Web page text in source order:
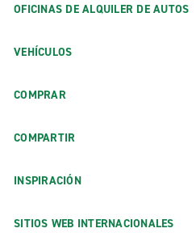
OFICINAS DE ALQUILER DE AUTOS
VEHÍCULOS
COMPRAR
COMPARTIR
INSPIRACIÓN
SITIOS WEB INTERNACIONALES